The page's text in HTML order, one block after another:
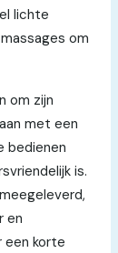
lichte
om
om zijn
met een
bedienen
is.
en
een korte